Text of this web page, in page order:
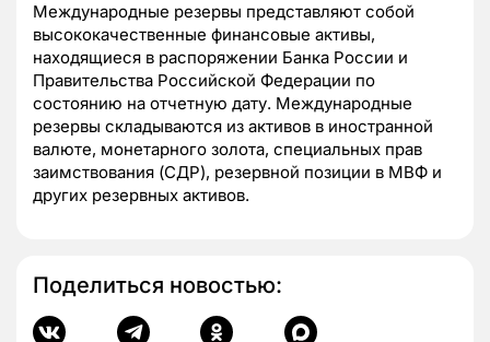
Международные резервы представляют собой
высококачественные финансовые активы,
находящиеся в распоряжении Банка России и
Правительства Российской Федерации по
состоянию на отчетную дату. Международные
резервы складываются из активов в иностранной
валюте, монетарного золота, специальных прав
заимствования (СДР), резервной позиции в МВФ и
других резервных активов.
Поделиться новостью: